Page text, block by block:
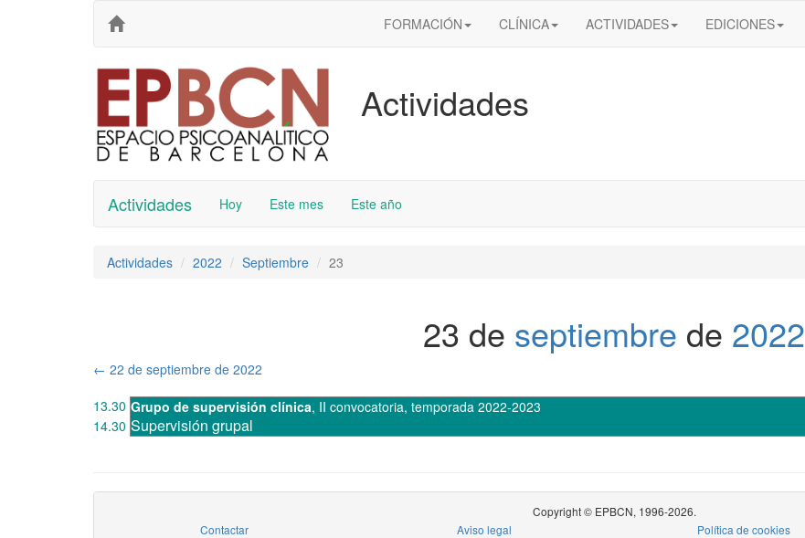
FORMACIÓN CLÍNICA ACTIVIDADES EDICIONES
Actividades
Actividades Hoy Este mes Este año
Actividades 2022 Septiembre 23
23 de septiembre de 2022
← 22 de septiembre de 2022
13.30 Grupo de supervisión clínica, II convocatoria, temporada 2022-2023
Supervisión grupal
14.30
Copyright © EPBCN, 1996-2026.
Contactar
Aviso legal Política de cookies